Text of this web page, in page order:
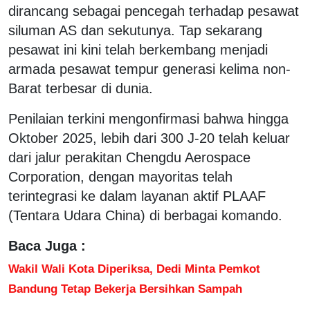
dirancang sebagai pencegah terhadap pesawat
siluman AS dan sekutunya. Tap sekarang
pesawat ini kini telah berkembang menjadi
armada pesawat tempur generasi kelima non-
Barat terbesar di dunia.
Penilaian terkini mengonfirmasi bahwa hingga
Oktober 2025, lebih dari 300 J-20 telah keluar
dari jalur perakitan Chengdu Aerospace
Corporation, dengan mayoritas telah
terintegrasi ke dalam layanan aktif PLAAF
(Tentara Udara China) di berbagai komando.
Baca Juga :
Wakil Wali Kota Diperiksa, Dedi Minta Pemkot
Bandung Tetap Bekerja Bersihkan Sampah